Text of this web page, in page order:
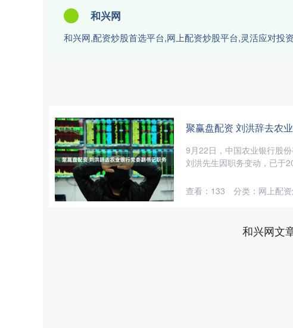
和兴网
和兴网,配资炒股首选平台,网上配资炒股平台,灵活应对投
聚赢盘配资 刘洪辞去农
9月22日，中国农业银行股
刘洪先生因职务变动，已于
查看： 133 分类： 网上配
和兴网文